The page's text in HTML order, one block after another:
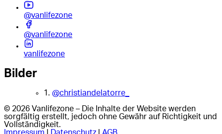
@vanlifezone
@vanlifezone
vanlifezone
Bilder
1. @christiandelatorre_
© 2026 Vanlifezone – Die Inhalte der Website werden
sorgfältig erstellt, jedoch ohne Gewähr auf Richtigkeit und
Vollständigkeit.